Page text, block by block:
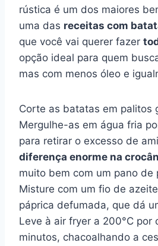
rústica é um dos maiores
uma das receitas com
que você vai querer fazer
opção ideal para quem
mas com menos óleo e
Corte as batatas em palitos
Mergulhe-as em água fria
para retirar o excesso de
diferença enorme na
muito bem com um pano de
Misture com um fio de
páprica defumada, que dá
Leve à air fryer a 200°C por
minutos, chacoalhando a